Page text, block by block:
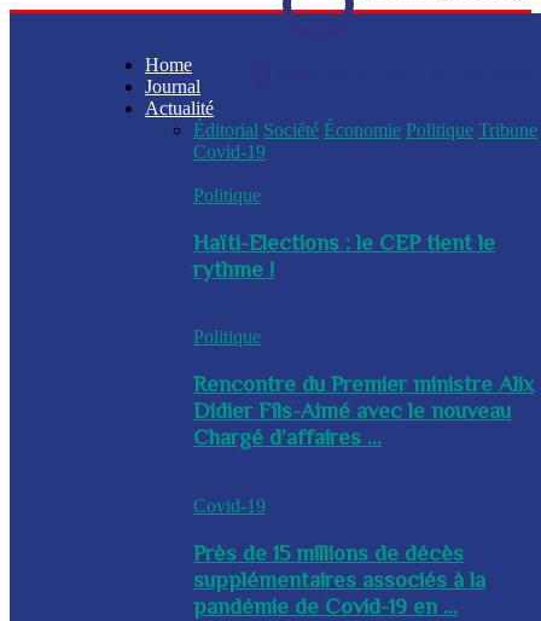
Home
Journal
Actualité
Éditorial Société Économie Politique Tribune
Covid-19
Politique
Haïti-Elections : le CEP tient le
rythme !
Politique
Rencontre du Premier ministre Alix
Didier Fils-Aimé avec le nouveau
Chargé d’affaires ...
Covid-19
Près de 15 millions de décès
supplémentaires associés à la
pandémie de Covid-19 en ...